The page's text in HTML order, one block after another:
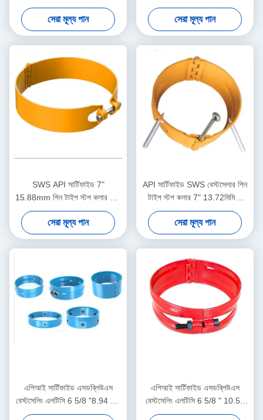
Selling SWS High Carbon
Steel Movement Limiter for
Casing Centralizers
সেরা মূল্য পান
"6.20 মিমি 1 বছরের ওয়ারেন্টি তেল ও
গ্যাস কেসিং সেন্ট্রালাইজার সরঞ্জাম
সেরা মূল্য পান
SWS API সার্টিফাইড 7"
15.88mm পিন টাইপ স্টপ কলার তেল
ও গ্যাস কেসিং সেন্ট্রালাইজার
অ্যাপ্লিকেশনের জন্য 1 বছরের ওয়ারেন্টি
সেরা মূল্য পান
API সার্টিফাইড SWS বেস্টসেলার পিন
টাইপ স্টপ কলার 7" 13.72মিমি 1
বছরের ওয়ারেন্টি তেল ও গ্যাস কেসিং
সেন্ট্রালাইজার টুল
সেরা মূল্য পান
এপিআই সার্টিফাইড এসডব্লিউএস
বেস্টসেলিং এলটিসি 6 5/8 "8.94 মিমি
পিন টাইপ স্টপ কলার তেল ও গ্যাস
এপিআই সার্টিফাইড এসডব্লিউএস
বেস্টসেলিং এলটিসি 6 5/8 " 10.59
মিমি পিন টাইপ স্টপ কলার তেল ও গ্যাস